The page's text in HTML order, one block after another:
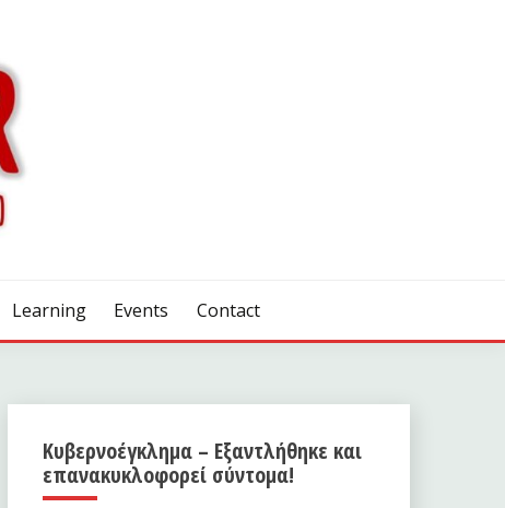
Learning Events Contact
Κυβερνοέγκλημα – Εξαντλήθηκε και
επανακυκλοφορεί σύντομα!